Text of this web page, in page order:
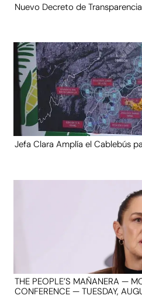
Nuevo Decreto de
Jefa Clara Amplía el Cablebús
THE PEOPLE’S MAÑANERA —
CONFERENCE — TUESDAY,